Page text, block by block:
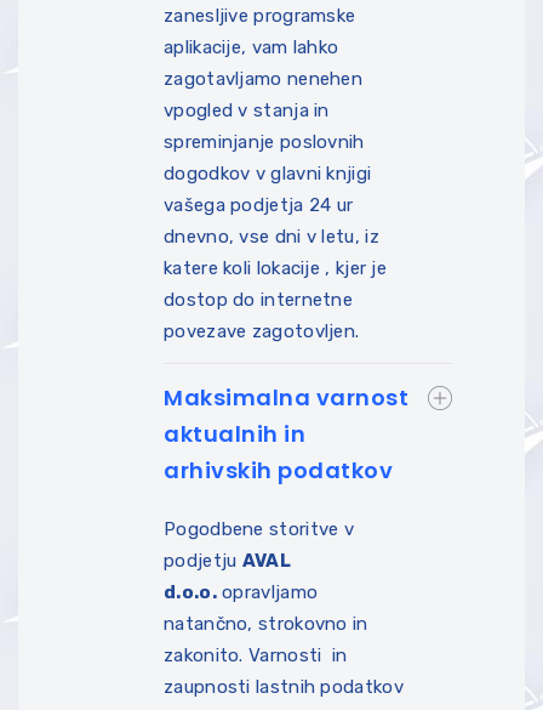
zanesljive programske
aplikacije, vam lahko
zagotavljamo nenehen
vpogled v stanja in
spreminjanje poslovnih
dogodkov v glavni knjigi
vašega podjetja 24 ur
dnevno, vse dni v letu, iz
katere koli lokacije , kjer je
dostop do internetne
povezave zagotovljen.
Maksimalna varnost
aktualnih in
arhivskih podatkov
Pogodbene storitve v
podjetju AVAL
d.o.o.opravljamo
natančno, strokovno in
zakonito. Varnosti in
zaupnosti lastnih podatkov